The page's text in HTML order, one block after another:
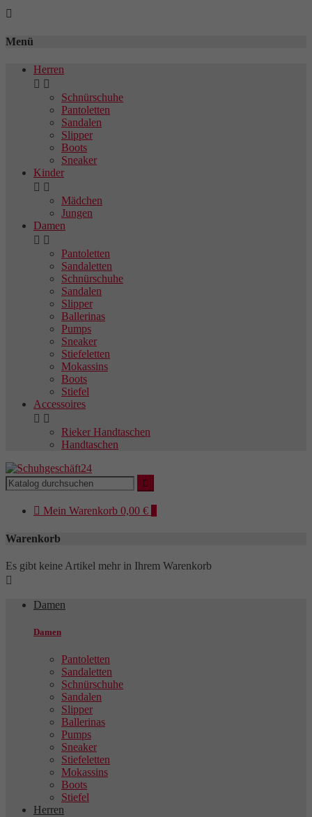

Menü
Herren
 
Schnürschuhe
Pantoletten
Sandalen
Slipper
Boots
Sneaker
Kinder
 
Mädchen
Jungen
Damen
 
Pantoletten
Sandaletten
Schnürschuhe
Sandalen
Slipper
Ballerinas
Pumps
Sneaker
Stiefeletten
Mokassins
Boots
Stiefel
Accessoires
 
Rieker Handtaschen
Handtaschen

 Mein Warenkorb 0,00 €
Warenkorb
Es gibt keine Artikel mehr in Ihrem Warenkorb

Damen
Damen
Pantoletten
Sandaletten
Schnürschuhe
Sandalen
Slipper
Ballerinas
Pumps
Sneaker
Stiefeletten
Mokassins
Boots
Stiefel
Herren